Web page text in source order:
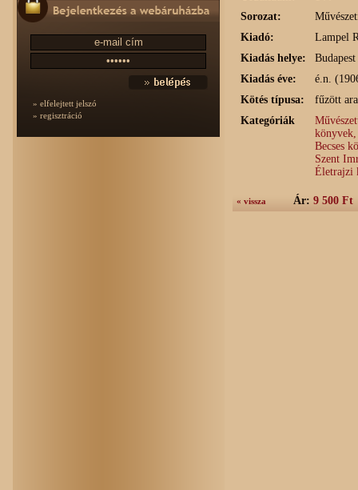
» elfelejtett jelszó
» regisztráció
Sorozat:
Kiadó:
Lampel
Kiadás helye:
Budapest
Kiadás éve:
é.n.
Kötés típusa:
fűzött
Kategóriák
Becses
Szent
Életrajzi
« vissza Ár: 9 500 Ft